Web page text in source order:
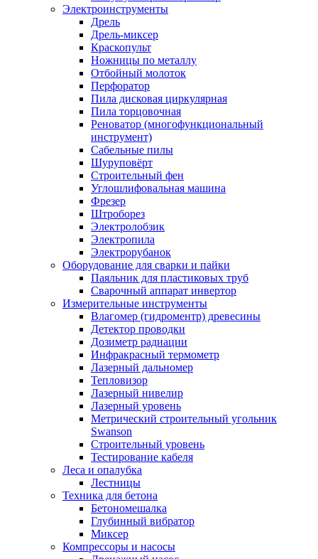
Электроинструменты
Дрель
Дрель-миксер
Краскопульт
Ножницы по металлу
Отбойный молоток
Перфоратор
Пила дисковая циркулярная
Пила торцовочная
Реноватор (многофункциональный
инструмент)
Сабельные пилы
Шуруповёрт
Строительный фен
Углошлифовальная машина
Фрезер
Штроборез
Электролобзик
Электропила
Электрорубанок
Оборудование для сварки и пайки
Паяльник для пластиковых труб
Сварочный аппарат инвертор
Измерительные инструменты
Влагомер (гидроментр) древесины
Детектор проводки
Дозиметр радиации
Инфракрасный термометр
Лазерный дальномер
Тепловизор
Лазерный нивелир
Лазерный уровень
Метрический строительный угольник
Swanson
Строительный уровень
Тестирование кабеля
Леса и опалубка
Лестницы
Техника для бетона
Бетономешалка
Глубинный вибратор
Миксер
Компрессоры и насосы